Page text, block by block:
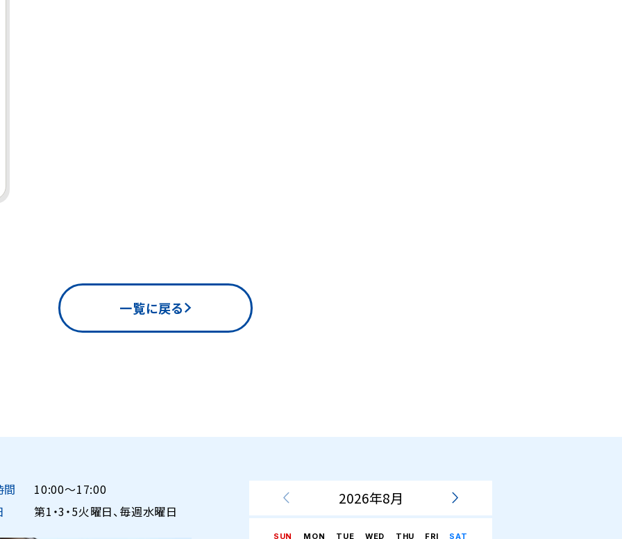
一覧に戻る
間
10:00〜17:00
第1・3・5火曜日、毎週水曜日
2026年8月
SUN MON TUE WED THU FRI SAT